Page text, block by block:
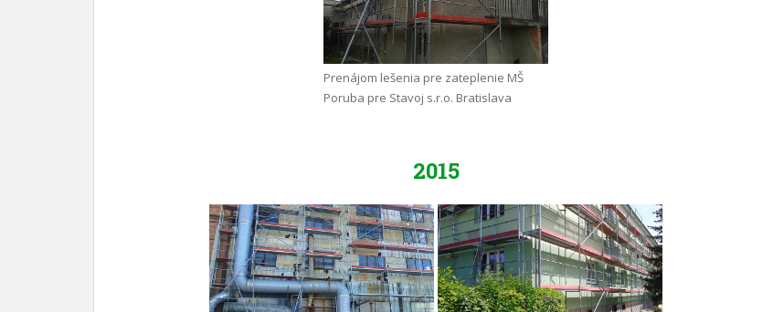
Prenájom lešenia pre zateplenie MŠ
Poruba pre Stavoj s.r.o. Bratislava
2015